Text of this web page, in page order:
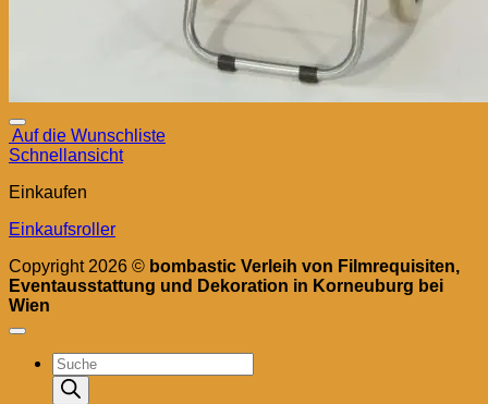
Auf die Wunschliste
Schnellansicht
Einkaufen
Einkaufsroller
Copyright 2026 © bombastic Verleih von Filmrequisiten,
Eventausstattung und Dekoration in Korneuburg bei
Wien
Products
search